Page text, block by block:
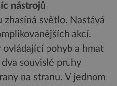
nástrojů
zhasíná světlo. Nastává
akcí.
ovládající pohyb a hmat
souvislé pruhy
na stranu. V jednom